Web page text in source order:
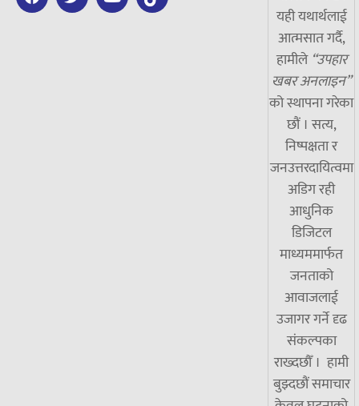
यही यथार्थलाई
आत्मसात गर्दै,
हामीले “उपहार
खबर अनलाइन”
को स्थापना गरेका
छौं । सत्य,
निष्पक्षता र
जनउत्तरदायित्वमा
अडिग रही
आधुनिक
डिजिटल
माध्यममार्फत
जनताको
आवाजलाई
उजागर गर्ने दृढ
संकल्पका
राख्दछौँ । हामी
बुझ्दछौं समाचार